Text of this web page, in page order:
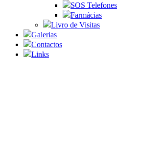
SOS Telefones
Farmácias
Livro de Visitas
Galerias
Contactos
Links